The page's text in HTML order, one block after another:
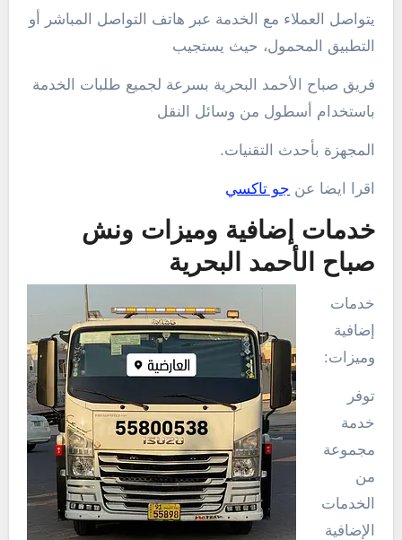
يتواصل العملاء مع الخدمة عبر هاتف التواصل المباشر أو
التطبيق المحمول، حيث يستجيب
فريق صباح الأحمد البحرية بسرعة لجميع طلبات الخدمة
باستخدام أسطول من وسائل النقل
المجهزة بأحدث التقنيات.
اقرا ايضا عن جو تاكسي
خدمات إضافية وميزات ونش
صباح الأحمد البحرية
خدمات
إضافية
وميزات:
توفر
خدمة
مجموعة
من
الخدمات
الإضافية